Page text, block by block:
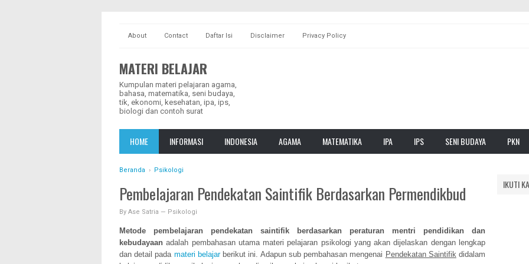
Privacy Policy
Disclaimer
Daftar Isi
Contact
About
MATERI BELAJAR
Kumpulan materi pelajaran agama,
bahasa, matematika, seni budaya,
tik, ekonomi, kesehatan, ipa, ips,
biologi dan contoh surat
HOME INFORMASI INDONESIA AGAMA MATEMATIKA IPA IPS SENI BUDAYA PKN
Beranda › Psikologi
Pembelajaran Pendekatan Saintifik Berdasarkan Permendikbud
By Ase Satria — Psikologi
Metode pembelajaran pendekatan saintifik berdasarkan peraturan mentri pendidikan dan
kebudayaan adalah pembahasan utama materi pelajaran psikologi yang akan dijelaskan dengan lengkap
dan detail pada materi belajarberikut ini. Adapun sub pembahasan mengenai Pendekatan Saintifikdidalam
IKUTI